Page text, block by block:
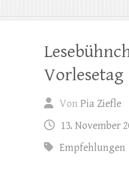
Vorlesetag
Von Pia Ziefle
13. November
Empfehlungen